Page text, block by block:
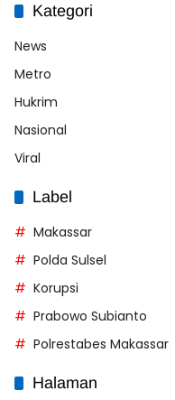
Kategori
News
Metro
Hukrim
Nasional
Viral
Label
Makassar
Polda Sulsel
Korupsi
Prabowo Subianto
Polrestabes Makassar
Halaman